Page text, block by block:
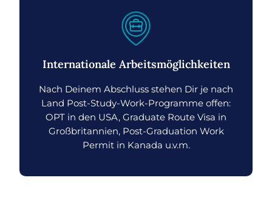
Internationale Arbeitsmöglichkeiten
Nach Deinem Abschluss stehen Dir je nach
Land Post-Study-Work-Programme offen:
OPT in den USA, Graduate Route Visa in
Großbritannien, Post-Graduation Work
Permit in Kanada u.v.m.